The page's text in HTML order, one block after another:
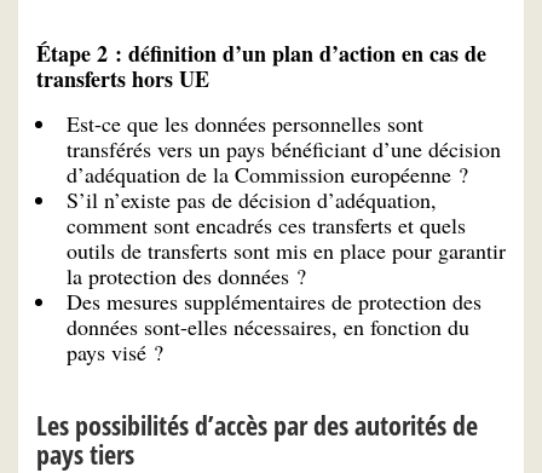
Étape 2 : définition d’un plan d’action en cas de
transferts hors UE
Est-ce que les données personnelles sont
transférés vers un pays bénéficiant d’une décision
d’adéquation de la Commission européenne ?
S’il n’existe pas de décision d’adéquation,
comment sont encadrés ces transferts et quels
outils de transferts sont mis en place pour garantir
la protection des données ?
Des mesures supplémentaires de protection des
données sont-elles nécessaires, en fonction du
pays visé ?
Les possibilités d’accès par des autorités de
pays tiers